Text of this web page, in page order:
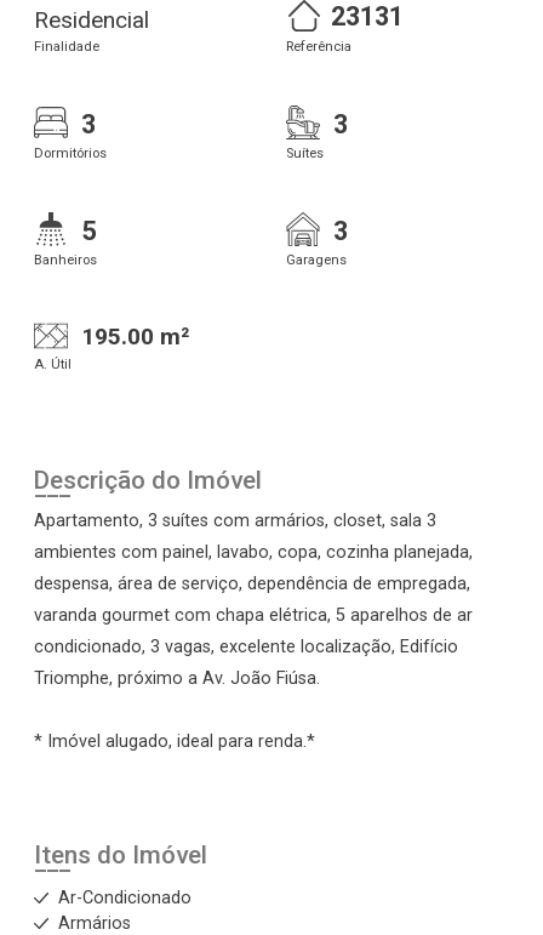
Residencial
Finalidade
23131
Referência
3
Dormitórios
3
Suítes
5
Banheiros
3
Garagens
195.00 m²
A. Útil
Descrição do Imóvel
Apartamento, 3 suítes com armários, closet, sala 3
ambientes com painel, lavabo, copa, cozinha planejada,
despensa, área de serviço, dependência de empregada,
varanda gourmet com chapa elétrica, 5 aparelhos de ar
condicionado, 3 vagas, excelente localização, Edifício
Triomphe, próximo a Av. João Fiúsa.
* Imóvel alugado, ideal para renda.*
Itens do Imóvel
Ar-Condicionado
Armários